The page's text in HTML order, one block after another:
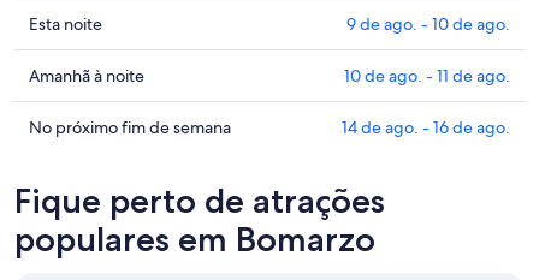
Confira
os
preços
em
Bomarzo
noite,
de
Esta noite 9 de ago. - 10 de ago.
Confira
os
preços
para
amanhã
à
Amanhã à noite 10 de ago. - 11 de ago.
Confira
em
Bomarzo
para
No próximo fim de semana 14 de ago. - 16 de ago.
Fique perto de atrações
populares em Bomarzo